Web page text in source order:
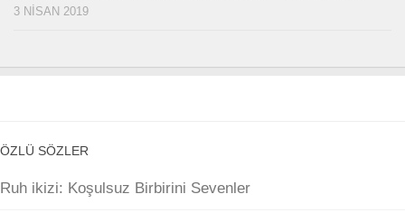
3 NISAN 2019
ÖZLÜ SÖZLER
Ruh ikizi: Koşulsuz Birbirini Sevenler